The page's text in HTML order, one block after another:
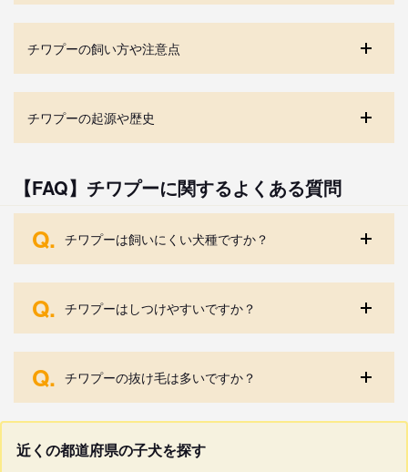
チワプーの飼い方や注意点
チワプーの起源や歴史
【FAQ】チワプーに関するよくある質問
Q. チワプーは飼いにくい犬種ですか？
Q. チワプーはしつけやすいですか？
Q. チワプーの抜け毛は多いですか？
近くの都道府県の子犬を探す